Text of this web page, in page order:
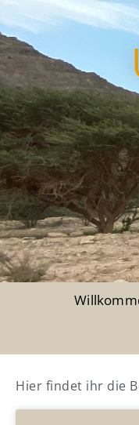
Hier findet ihr die